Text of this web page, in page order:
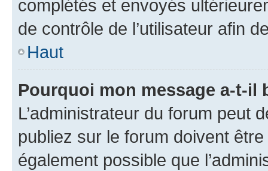
complétés et envoyés
de contrôle de l’utilisateur afin
Haut
Pourquoi mon message a-t-il
L’administrateur du forum peut
publiez sur le forum doivent
également possible que